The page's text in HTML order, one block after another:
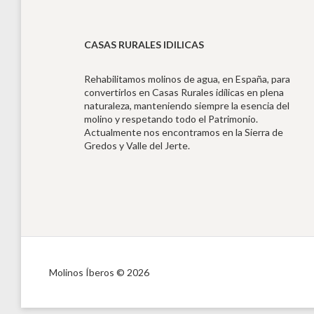
CASAS RURALES IDILICAS
Rehabilitamos molinos de agua, en España, para
convertirlos en Casas Rurales idílicas en plena
naturaleza, manteniendo siempre la esencia del
molino y respetando todo el Patrimonio.
Actualmente nos encontramos en la Sierra de
Gredos y Valle del Jerte.
Molinos Íberos © 2026